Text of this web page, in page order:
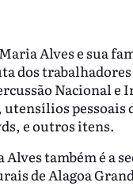
Alves e sua
dos
Nacional
pessoais
e outros itens.
também é a
de Alagoa